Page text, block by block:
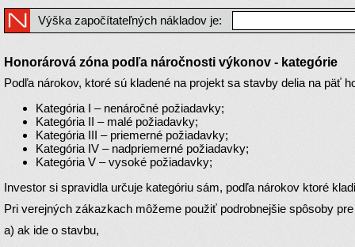
Výška započítateľných nákladov je:
Honorárová zóna podľa náročnosti výkonov - kategórie
Podľa nárokov, ktoré sú kladené na projekt sa stavby delia na päť
Kategória I – nenáročné požiadavky;
Kategória II – malé požiadavky;
Kategória III – priemerné požiadavky;
Kategória IV – nadpriemerné požiadavky;
Kategória V – vysoké požiadavky;
Investor si spravidla určuje kategóriu sám, podľa nárokov ktoré
Pri verejných zákazkach môžeme použiť podrobnejšie spôsoby
a) ak ide o stavbu,